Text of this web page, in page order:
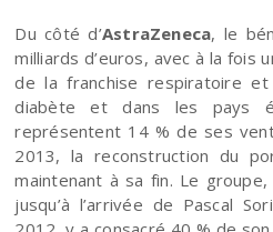
Du côté d’AstraZeneca, le
milliards d’euros, avec à la fois
de la franchise respiratoire
diabète et dans les pays
représentent 14 % de ses
2013, la reconstruction du
maintenant à sa fin. Le
jusqu’à l’arrivée de Pascal